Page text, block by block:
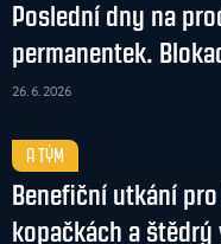
Poslední dny na
permanentek.
26. 6. 2026
A TÝM
Benefiční utkání
kopačkách a štědrý